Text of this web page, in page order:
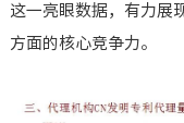
这一亮眼数据，有力展
方面的核心竞争力。